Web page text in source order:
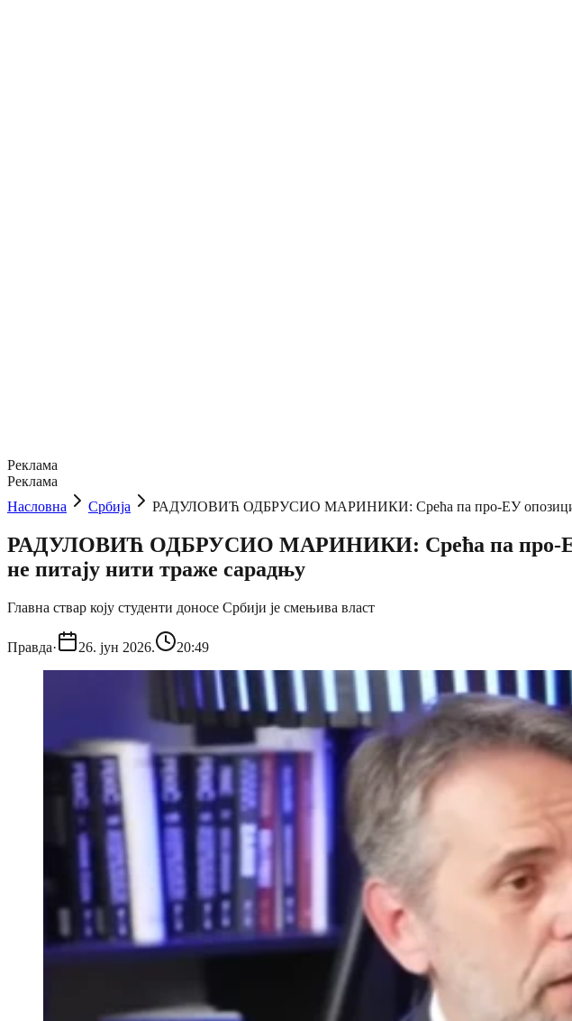
Реклама
Реклама
Насловна
Србија РАДУЛОВИЋ ОДБРУСИО МАРИНИКИ: Срећа па про-ЕУ опозицију, а
РАДУЛОВИЋ ОДБРУСИО МАРИНИКИ: Срећа па про-ЕУ
не питају нити траже сарадњу
Главна ствар коју студенти доносе Србији је смењива власт
Правда· 26. јун 2026. 20:49